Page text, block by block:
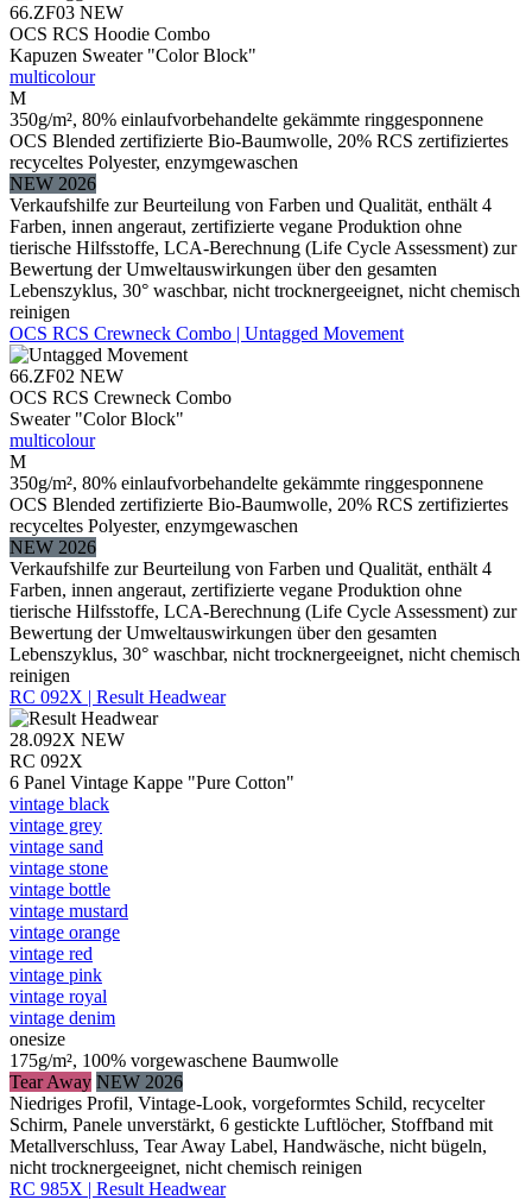
66.ZF03 NEW
OCS RCS Hoodie Combo
Kapuzen Sweater "Color Block"
multicolour
M
350g/m², 80% einlaufvorbehandelte gekämmte ringgesponnene
OCS Blended zertifizierte Bio-Baumwolle, 20% RCS zertifiziertes
recyceltes Polyester, enzymgewaschen
NEW 2026
Verkaufshilfe zur Beurteilung von Farben und Qualität, enthält 4
Farben, innen angeraut, zertifizierte vegane Produktion ohne
tierische Hilfsstoffe, LCA-Berechnung (Life Cycle Assessment) zur
Bewertung der Umweltauswirkungen über den gesamten
Lebenszyklus, 30° waschbar, nicht trocknergeeignet, nicht chemisch
reinigen
OCS RCS Crewneck Combo | Untagged Movement
66.ZF02 NEW
OCS RCS Crewneck Combo
Sweater "Color Block"
multicolour
M
350g/m², 80% einlaufvorbehandelte gekämmte ringgesponnene
OCS Blended zertifizierte Bio-Baumwolle, 20% RCS zertifiziertes
recyceltes Polyester, enzymgewaschen
NEW 2026
Verkaufshilfe zur Beurteilung von Farben und Qualität, enthält 4
Farben, innen angeraut, zertifizierte vegane Produktion ohne
tierische Hilfsstoffe, LCA-Berechnung (Life Cycle Assessment) zur
Bewertung der Umweltauswirkungen über den gesamten
Lebenszyklus, 30° waschbar, nicht trocknergeeignet, nicht chemisch
reinigen
RC 092X | Result Headwear
28.092X NEW
RC 092X
6 Panel Vintage Kappe "Pure Cotton"
vintage black
vintage grey
vintage sand
vintage stone
vintage bottle
vintage mustard
vintage orange
vintage red
vintage pink
vintage royal
vintage denim
onesize
175g/m², 100% vorgewaschene Baumwolle
Tear Away NEW 2026
Niedriges Profil, Vintage-Look, vorgeformtes Schild, recycelter
Schirm, Panele unverstärkt, 6 gestickte Luftlöcher, Stoffband mit
Metallverschluss, Tear Away Label, Handwäsche, nicht bügeln,
nicht trocknergeeignet, nicht chemisch reinigen
RC 985X | Result Headwear